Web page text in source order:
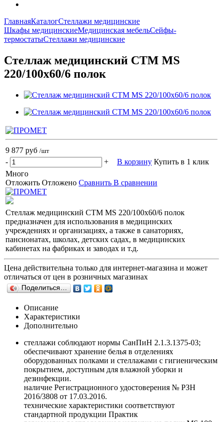
ГлавнаяКаталогСтеллажи медицинские
Шкафы медицинскиеМедицинская мебельСейфы-
термостатыСтеллажи медицинские
Стеллаж медицинский СТМ MS
220/100x60/6 полок
9 877 руб /шт
- + В корзину Купить в 1 клик
Много
Отложить Отложено Сравнить В сравнении
Стеллаж медицинский СТМ MS 220/100x60/6 полок
предназначен для использования в медицинских
учреждениях и организациях, а также в санаториях,
пансионатах, школах, детских садах, в медицинских
кабинетах на фабриках и заводах и т.д.
Цена действительна только для интернет-магазина и может
отличаться от цен в розничных магазинах
Поделиться…
Описание
Характеристики
Дополнительно
стеллажи соблюдают нормы СанПиН 2.1.3.1375-03;
обеспечивают хранение белья в отделениях
оборудованных полками и стеллажами с гигиеническим
покрытием, доступным для влажной уборки и
дезинфекции.
наличие Регистрационного удостоверения № РЗН
2016/3808 от 17.03.2016.
технические характеристики соответствуют
стандартной продукции Практик